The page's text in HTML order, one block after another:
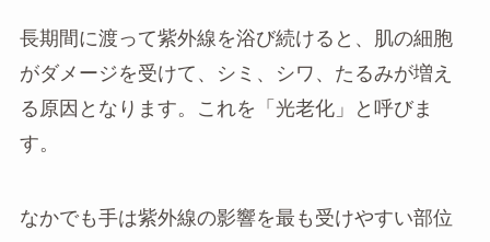
長期間に渡って紫外線を浴び続けると、肌の細胞
がダメージを受けて、シミ、シワ、たるみが増え
る原因となります。これを「光老化」と呼びま
す。
なかでも手は紫外線の影響を最も受けやすい部位